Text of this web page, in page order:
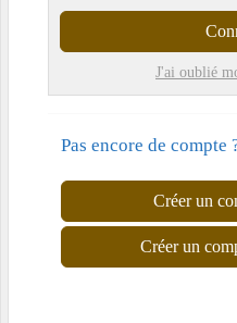
J'ai oublié
Pas encore de compte
Créer un
Créer un